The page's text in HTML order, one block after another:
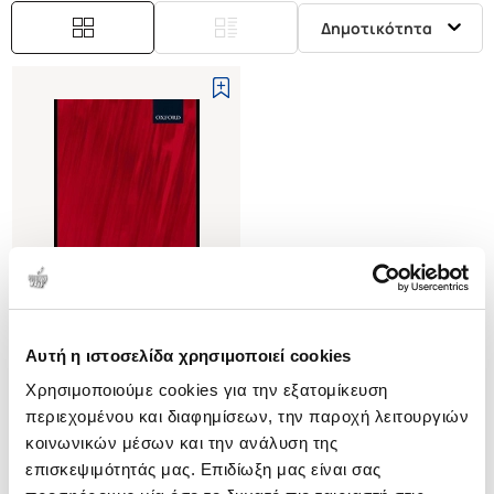
Αυτή η ιστοσελίδα χρησιμοποιεί cookies
Χρησιμοποιούμε cookies για την εξατομίκευση
περιεχομένου και διαφημίσεων, την παροχή λειτουργιών
κοινωνικών μέσων και την ανάλυση της
επισκεψιμότητάς μας. Επιδίωξη μας είναι σας
Δημοτικότητα
(0)
(P/B) FROM A DEFLATIONARY
POINT OF VIEW
HORWICH PAUL
Κωδ. Πολιτείας:3145-0436